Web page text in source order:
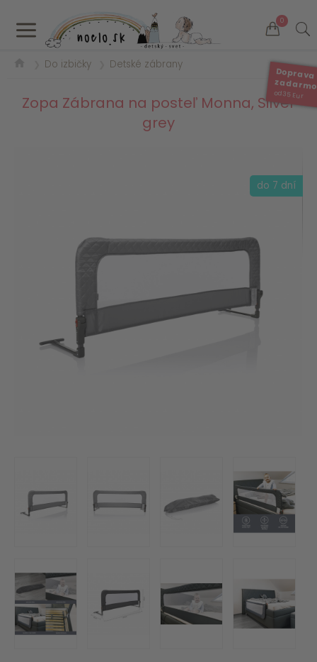
a 0
Doprava
od 35 Eur
Do izbičky Detské zábrany
Zopa Zábrana na posteľ Monna, Silver
grey
do 7 dní